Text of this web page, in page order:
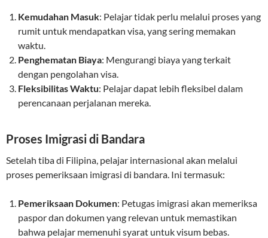
Kemudahan Masuk: Pelajar tidak perlu melalui proses yang
rumit untuk mendapatkan visa, yang sering memakan
waktu.
Penghematan Biaya: Mengurangi biaya yang terkait
dengan pengolahan visa.
Fleksibilitas Waktu: Pelajar dapat lebih fleksibel dalam
perencanaan perjalanan mereka.
Proses Imigrasi di Bandara
Setelah tiba di Filipina, pelajar internasional akan melalui
proses pemeriksaan imigrasi di bandara. Ini termasuk:
Pemeriksaan Dokumen: Petugas imigrasi akan memeriksa
paspor dan dokumen yang relevan untuk memastikan
bahwa pelajar memenuhi syarat untuk visum bebas.